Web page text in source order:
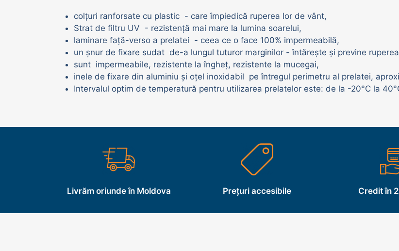
colțuri ranforsate cu plastic - care împiedică ruperea lor de vânt,
Strat de filtru UV - rezistență mai mare la lumina soarelui,
laminare față-verso a prelatei - ceea ce o face 100% impermeabilă,
un șnur de fixare sudat de-a lungul tuturor marginilor - întărește și previne
sunt impermeabile, rezistente la îngheț, rezistente la mucegai,
inele de fixare din aluminiu și oțel inoxidabil pe întregul perimetru al prelatei,
Intervalul optim de temperatură pentru utilizarea prelatelor este: de la -20°C la
Livrăm oriunde în Moldova Prețuri accesibile Credit în